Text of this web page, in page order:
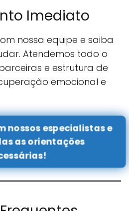
Imediato
nossa equipe e saiba
Atendemos todo o
e estrutura de
emocional e
nossos especialistas e
as orientações